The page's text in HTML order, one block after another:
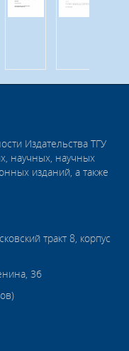
Издательства ТГУ
научных, научных
изданий, а также
тракт 8, корпус
36